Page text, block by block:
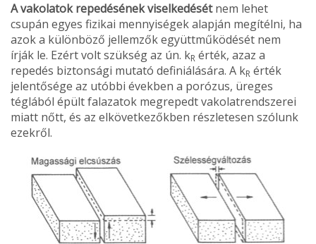
A vakolatok repedésének viselkedésétnem lehet
csupán egyes fizikai mennyiségek alapján megítélni, ha
azok a különböző jellemzők együtt­működését nem
írják le. Ezért volt szükség az ún. kR érték, azaz a
repedés biztonsági mutató definiá­lására. A kR érték
jelentősége az utóbbi években a porózus, üreges
téglából épült falazatok megrepedt vakolatrendszerei
miatt nőtt, és az elkövetkezőkben részletesen szólunk
ezekről.